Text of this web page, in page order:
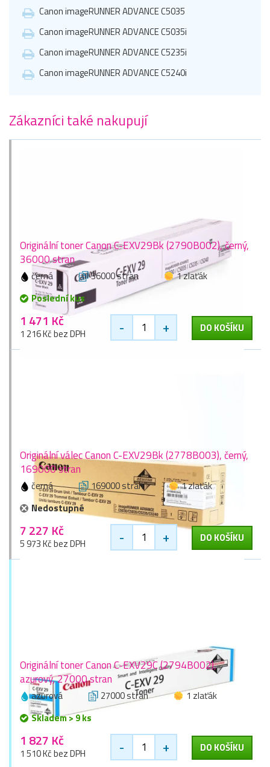
Canon imageRUNNER ADVANCE C5035
Canon imageRUNNER ADVANCE C5035i
Canon imageRUNNER ADVANCE C5235i
Canon imageRUNNER ADVANCE C5240i
Zákazníci také nakupují
Originální toner Canon C-EXV29Bk (2790B002), černý,
36000 stran
černá 36000 stran
1 zlaťák
Poslední kus
1 471 Kč
1 216 Kč bez DPH - + DO KOŠÍKU
Originální válec Canon C-EXV29Bk (2778B003), černý,
169000 stran
černá 169000 stran
1 zlaťák
Nedostupné
7 227 Kč
5 973 Kč bez DPH - + DO KOŠÍKU
Originální toner Canon C-EXV29C (2794B002),
azurový, 27000 stran
azurová 27000 stran
1 zlaťák
Skladem > 9 ks
1 827 Kč
1 510 Kč bez DPH - + DO KOŠÍKU